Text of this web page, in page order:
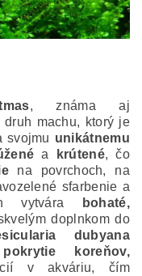
, známa aj
druh machu, ktorý je
svojmu unikátnemu
a krútené, čo
na povrchoch, na
sfarbenie a
vytvára
bohaté,
doplnkom do
dubyana
pokrytie koreňov,
v akváriu, čím